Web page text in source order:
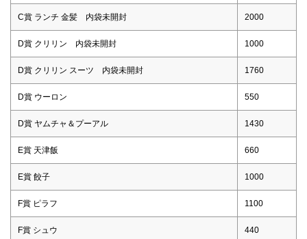
C賞 ランチ 金髪 内袋未開封 2000
D賞 クリリン 内袋未開封 1000
D賞 クリリン スーツ 内袋未開封 1760
D賞 ウーロン 550
D賞 ヤムチャ＆プーアル 1430
E賞 天津飯 660
E賞 餃子 1000
F賞 ピラフ 1100
F賞 シュウ 440